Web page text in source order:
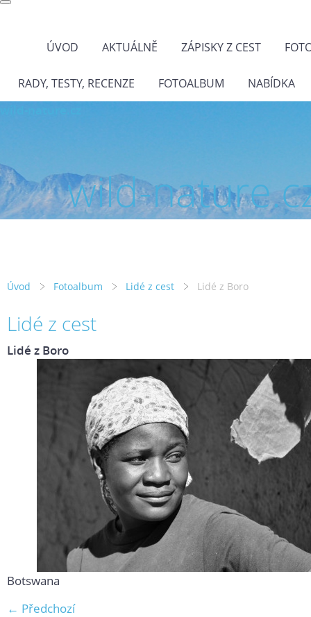
ÚVOD AKTUÁLNĚ ZÁPISKY Z CEST
RADY, TESTY, RECENZE FOTOALBUM NABÍDKA
wild-
Úvod Fotoalbum Lidé z cest Lidé z Boro
Lidé z cest
Lidé z Boro
Botswana
← Předchozí